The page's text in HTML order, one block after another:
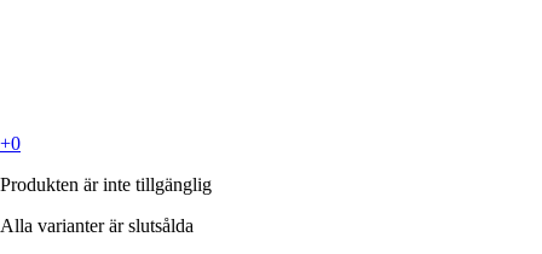
+0
Produkten är inte tillgänglig
Alla varianter är slutsålda